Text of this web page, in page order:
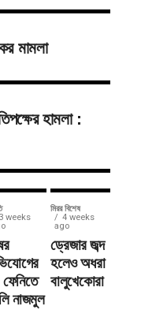
মামলা
হামলা :
ধসে
চলাচল
3 weeks
নাজমুল
মিরর বিশেষ
4 weeks
ago
ড্রেজার জব্দ
হলেও অধরা
বালুখেকোরা